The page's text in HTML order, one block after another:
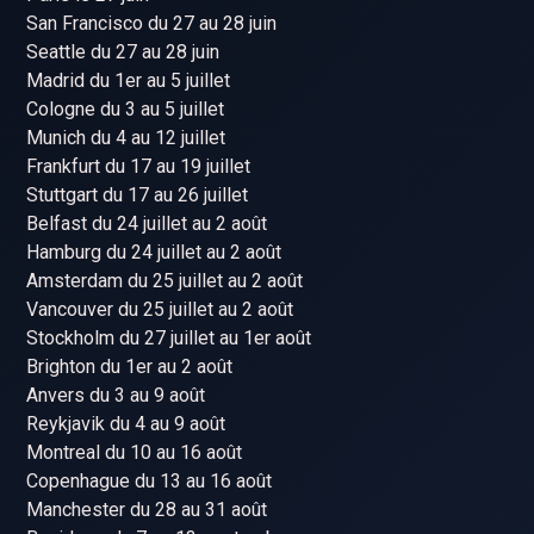
San Francisco du 27 au 28 juin
Seattle du 27 au 28 juin
Madrid du 1er au 5 juillet
Cologne du 3 au 5 juillet
Munich du 4 au 12 juillet
Frankfurt du 17 au 19 juillet
Stuttgart du 17 au 26 juillet
Belfast du 24 juillet au 2 août
Hamburg du 24 juillet au 2 août
Amsterdam du 25 juillet au 2 août
Vancouver du 25 juillet au 2 août
Stockholm du 27 juillet au 1er août
Brighton du 1er au 2 août
Anvers du 3 au 9 août
Reykjavik du 4 au 9 août
Montreal du 10 au 16 août
Copenhague du 13 au 16 août
Manchester du 28 au 31 août